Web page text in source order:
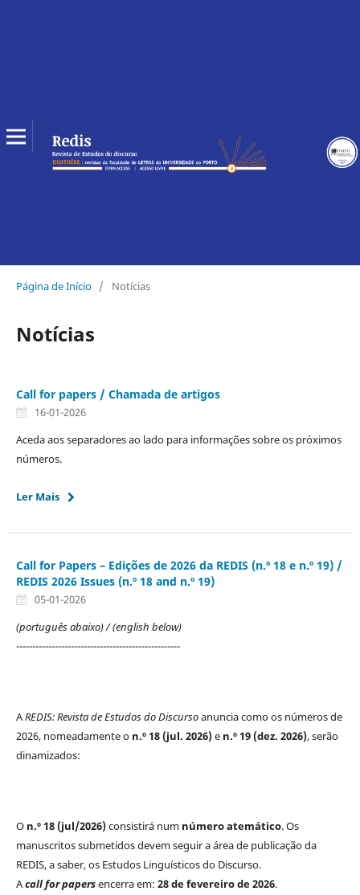
Página de Início / Notícias
Notícias
Call for papers / Chamada de artigos
16-01-2026
Aceda aos separadores ao lado para informações sobre os próximos
números.
Ler Mais
Call for Papers – Edições de 2026 da REDIS (n.º 18 e n.º 19) /
REDIS 2026 Issues (n.º 18 and n.º 19)
05-01-2026
(português abaixo) / (english below)
---------------------------------------------------
AREDIS: Revista de Estudos do Discursoanuncia como os números de
2026, nomeadamente o n.º 18 (jul. 2026)e n.º 19 (dez. 2026), serão
dinamizados:
O n.º 18 (jul/2026)consistirá num número atemático. Os
manuscritos submetidos devem seguir a área de publicação da
REDIS, a saber, os Estudos Linguísticos do Discurso.
Acall for papersencerra em: 28 de fevereiro de 2026.